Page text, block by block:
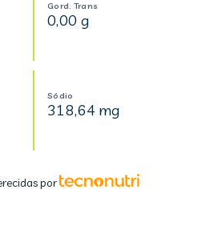
Gord. Trans
0,00 g
Sódio
318,64 mg
por